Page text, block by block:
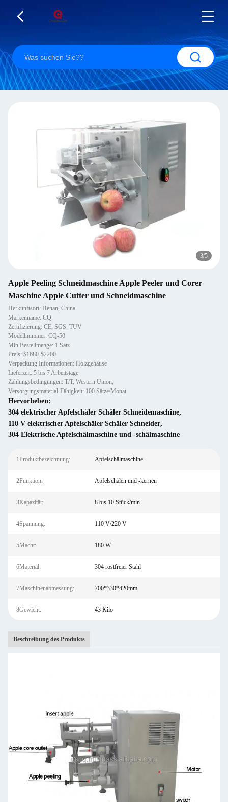
3/5
Apple Peeling Schneidmaschine Apple Peeler und Corer
Maschine Apple Cutter und Schneidmaschine
Herkunftsort: Henan, China
Markenname: CQ
Zertifizierung: CE, SGS, TUV
Modellnummer: CQ-50
Min Bestellmenge: 1 Satz
Preis: $1680-$2200
Verpackung Informationen: Holzgehäuse
Lieferzeit: 5 bis 7 Arbeitstage
Zahlungsbedingungen: T/T, Western Union,
Versorgungsmaterial-Fähigkeit: 100 Sätze/Monat
Hervorheben:
304 elektrischer Apfelschäler Schäler Schneidemaschine,
110 V elektrischer Apfelschäler Schäler Schneider,
304 Elektrische Apfelschälmaschine und -schälmaschine
1Produktbezeichnung: Apfelschälmaschine
2Funktion: Apfelschälen und -kernen
3Kapazität: 8 bis 10 Stück/min
4Spannung: 110 V/220 V
5Macht: 180 W
6Material: 304 rostfreier Stahl
7Maschinenabmessung: 700*330*420mm
8Gewicht: 43 Kilo
Beschreibung des Produkts